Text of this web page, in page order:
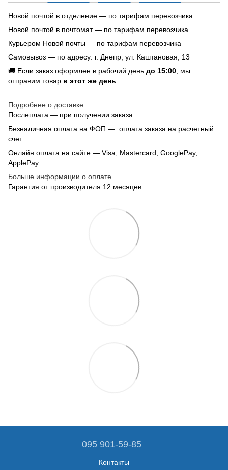
Новой почтой в отделение — по тарифам перевозчика
Новой почтой в почтомат — по тарифам перевозчика
Курьером Новой почты — по тарифам перевозчика
Самовывоз — по адресу: г. Днепр, ул. Каштановая, 13
🚚 Если заказ оформлен в рабочий день до 15:00, мы
отправим товар в этот же день.
Подробнее о доставке
Послеплата — при получении заказа
Безналичная оплата на ФОП — оплата заказа на расчетный
счет
Онлайн оплата на сайте — Visa, Mastercard, GooglePay,
ApplePay
Больше информации о оплате
Гарантия от производителя 12 месяцев
095 901-59-85
Контакты